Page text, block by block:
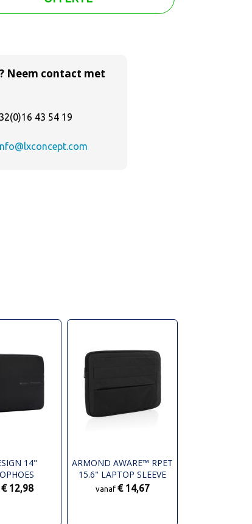
Neem contact met
43 54 19
14"
€ 12,98
ARMOND AWARE™ RPET
15.6" LAPTOP SLEEVE
vanaf € 14,67